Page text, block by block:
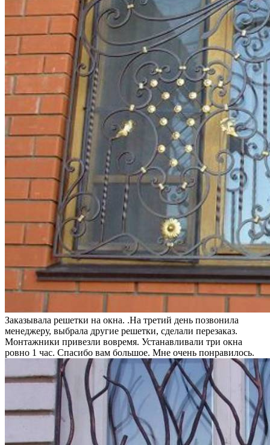
Заказывала решетки на окна. .На третий день позвонила
менеджеру, выбрала другие решетки, сделали перезаказ.
Монтажники привезли вовремя. Устанавливали три окна
ровно 1 час. Спасибо вам большое. Мне очень понравилось.